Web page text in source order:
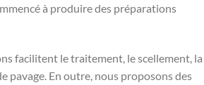
à produire des préparations
facilitent le traitement, le scellement, la
pavage. En outre, nous proposons des